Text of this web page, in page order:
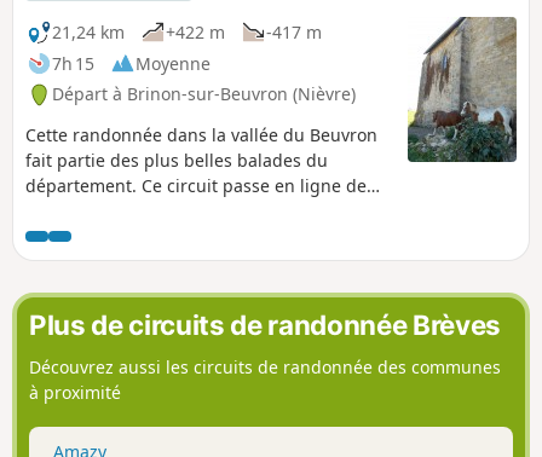
21,24 km
+422 m
-417 m
7h 15
Moyenne
Départ à Brinon-sur-Beuvron (Nièvre)
Cette randonnée dans la vallée du Beuvron
fait partie des plus belles balades du
département. Ce circuit passe en ligne de
Grenois, de Hubans et le site de la Vierge à
Asnan. Il offre des points de vue de toute
beauté surtout au printemps quand la
campagne est fleurie.
Plus de circuits de randonnée Brèves
Découvrez aussi les circuits de randonnée des communes
à proximité
Amazy